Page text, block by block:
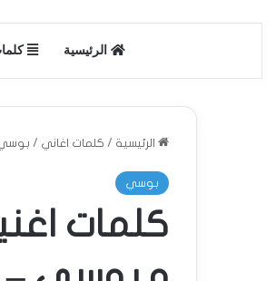
الرئيسية
الرئيسية / كلمات اغاني /
بوسي
كلمات